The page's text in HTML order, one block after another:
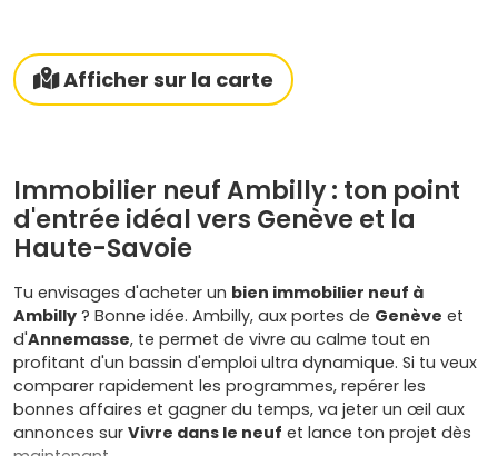
Afficher sur la carte
Immobilier neuf Ambilly : ton point
d'entrée idéal vers Genève et la
Haute-Savoie
Tu envisages d'acheter un bien immobilier neuf à
Ambilly ? Bonne idée. Ambilly, aux portes de Genève et
d'Annemasse, te permet de vivre au calme tout en
profitant d'un bassin d'emploi ultra dynamique. Si tu veux
comparer rapidement les programmes, repérer les
bonnes affaires et gagner du temps, va jeter un œil aux
annonces sur Vivre dans le neuf et lance ton projet dès